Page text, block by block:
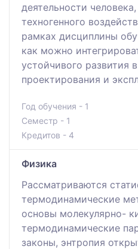
деятельности
техногенного
рамках дисциплины
как можно
устойчивого развития
проектирования и
Год обучения - 1
Семестр - 1
Кредитов - 4
Физика
Рассматриваются
термодинамические
основы молекулярно-
термодинамические
законы, энтропия